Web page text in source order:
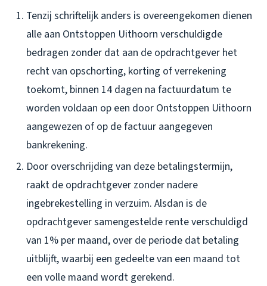
Tenzij schriftelijk anders is overeengekomen dienen
alle aan Ontstoppen Uithoorn verschuldigde
bedragen zonder dat aan de opdrachtgever het
recht van opschorting, korting of verrekening
toekomt, binnen 14 dagen na factuurdatum te
worden voldaan op een door Ontstoppen Uithoorn
aangewezen of op de factuur aangegeven
bankrekening.
Door overschrijding van deze betalingstermijn,
raakt de opdrachtgever zonder nadere
ingebrekestelling in verzuim. Alsdan is de
opdrachtgever samengestelde rente verschuldigd
van 1% per maand, over de periode dat betaling
uitblijft, waarbij een gedeelte van een maand tot
een volle maand wordt gerekend.